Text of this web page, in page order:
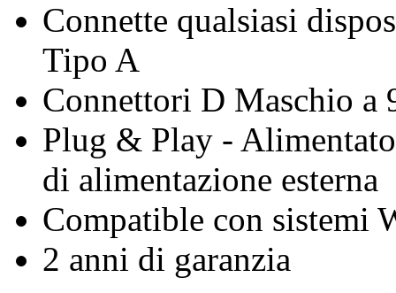
Connette qualsiasi
Tipo A
Connettori D Maschio a
Plug & Play -
di alimentazione esterna
Compatible con sistemi
2 anni di garanzia